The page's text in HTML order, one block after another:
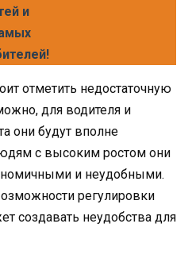
и
отметить недостаточную
для водителя и
они будут вполне
с высоким ростом они
и неудобными.
регулировки
создавать неудобства для